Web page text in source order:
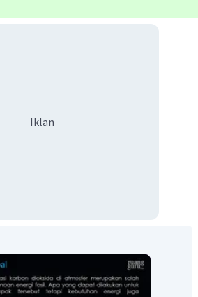
Iklan